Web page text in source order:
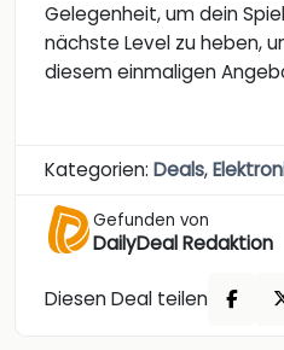
Gelegenheit, um dein
nächste Level zu heben,
diesem einmaligen
Kategorien: Deals,
Gefunden von
DailyDeal Redaktion
Diesen Deal teilen